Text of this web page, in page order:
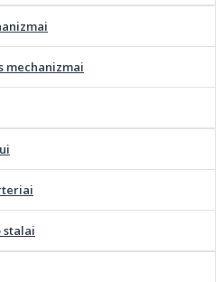
mechanizmai
stalai